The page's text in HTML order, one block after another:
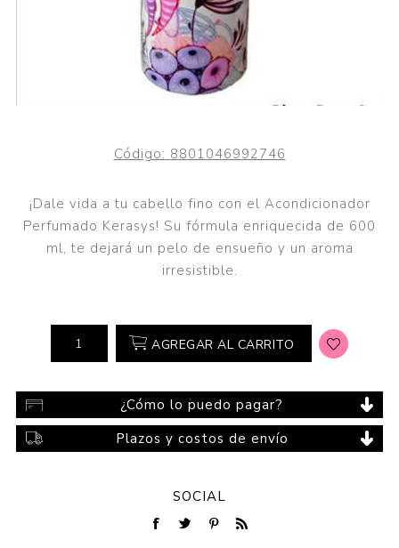
Código: 8801046992746
¡Dale vida a tu cabello fino con el Acondicionador
Perfumado Kerasys! Su fórmula enriquecida de 600
ml, te dejará un pelo de ensueño y un aroma
irresistible.
AGREGAR AL CARRITO
¿Cómo lo puedo pagar?
Plazos y costos de envío
SOCIAL